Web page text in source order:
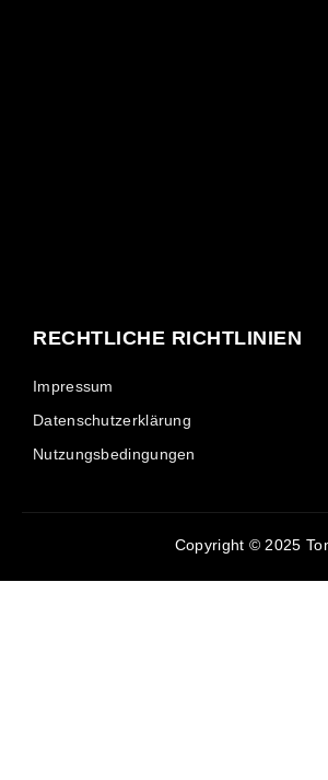
RECHTLICHE RICHTLINIEN
Impressum
Datenschutzerklärung
Nutzungsbedingungen
Copyright © 2025